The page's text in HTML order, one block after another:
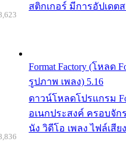
สติกเกอร์ มีการอัปเดต
Format Factory (โหลด
รูปภาพ เพลง) 5.16
ดาวน์โหลดโปรแกรม
อเนกประสงค์ ครอบจั
นัง วิดีโอ เพลง ไฟล์เสีย